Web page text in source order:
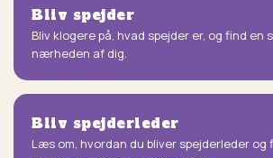
Bliv spejder
Bliv klogere på, hvad spejder er, og find en
nærheden af dig.
Bliv spejderleder
Læs om, hvordan du bliver spejderleder og